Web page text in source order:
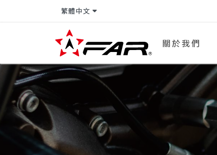
繁體中文
關於我們